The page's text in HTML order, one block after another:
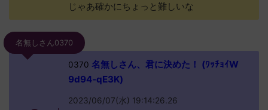
じゃあ確かにちょっと難しいな
名無しさん0370
0370 名無しさん、君に決めた！ (ﾜｯﾁｮｲW
9d94-qE3K)
2023/06/07(水) 19:14:26.26